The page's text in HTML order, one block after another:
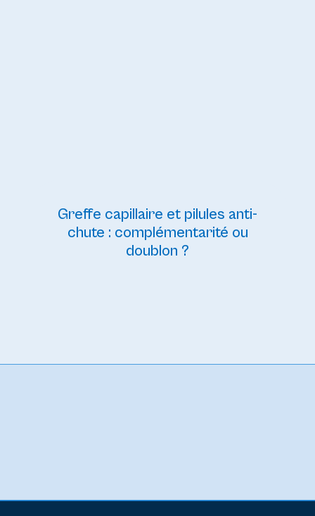
Greffe capillaire et pilules anti-
chute : complémentarité ou
doublon ?